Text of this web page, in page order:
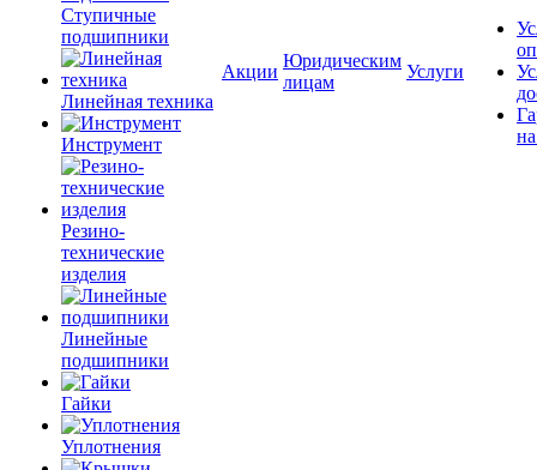
Ступичные
подшипники
Линейная техника
Инструмент
Резино-
технические
изделия
Линейные
подшипники
Гайки
Уплотнения
Акции
Юридическим
лицам
Услуги